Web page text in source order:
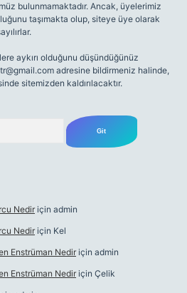
bulunmamaktadır. Ancak, üyelerimiz
taşımakta olup, siteye üye olarak
aykırı olduğunu düşündüğünüz
adresine bildirmeniz halinde,
sitemizden kaldırılacaktır.
Nedir için admin
Nedir için Kel
Enstrüman Nedir için admin
Enstrüman Nedir için Çelik